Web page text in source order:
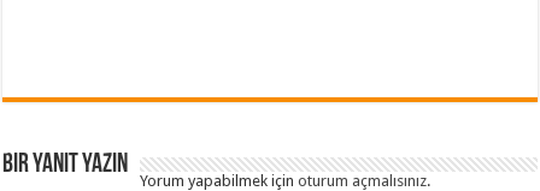
Bir yanıt yazın
Yorum yapabilmek içinoturum açmalısınız.